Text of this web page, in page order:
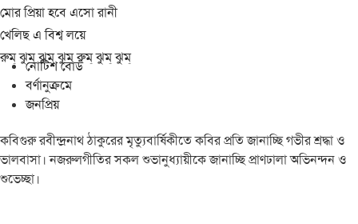
মোর প্রিয়া হবে এসো রানী
খেলিছ এ বিশ্ব লয়ে
রুম্ ঝুম্ ঝুম্ ঝুম্ রুম্ ঝুম্ ঝুম্
নোটিশ বোর্ড
বর্ণানুক্রমে
জনপ্রিয়
কবিগুরু রবীন্দ্রনাথ ঠাকুরের মৃত্যুবার্ষিকীতে কবির প্রতি জানাচ্ছি গভীর শ্রদ্ধা ও
ভালবাসা। নজরুলগীতির সকল শুভানুধ্যায়ীকে জানাচ্ছি প্রাণঢালা অভিনন্দন ও
শুভেচ্ছা।